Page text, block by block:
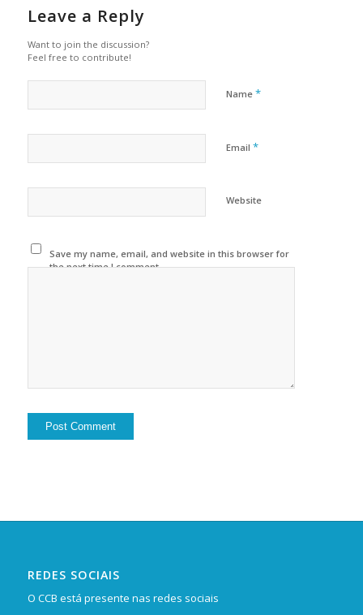
Leave a Reply
Want to join the discussion?
Feel free to contribute!
Name *
Email *
Website
Save my name, email, and website in this browser for
the next time I comment.
REDES SOCIAIS
O CCB está presente nas redes sociais